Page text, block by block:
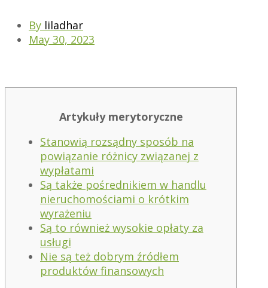
By liladhar
May 30, 2023
Artykuły merytoryczne
Stanowią rozsądny sposób na
powiązanie różnicy związanej z
wypłatami
Są także pośrednikiem w handlu
nieruchomościami o krótkim
wyrażeniu
Są to również wysokie opłaty za
usługi
Nie są też dobrym źródłem
produktów finansowych